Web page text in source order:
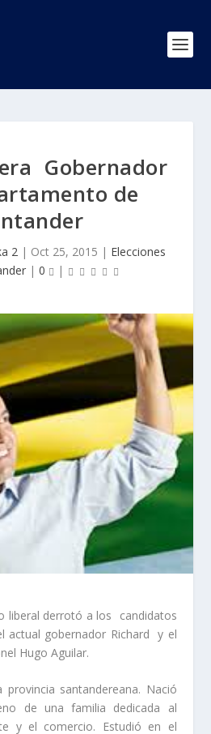
Gobernador
de
2| Oct 25, 2015 | Elecciones
| 0 |
liberal derrotó a los candidatos
actual gobernador Richard y el
Hugo Aguilar.
santandereana. Nació
de una familia dedicada al
y el comercio. Estudió en el